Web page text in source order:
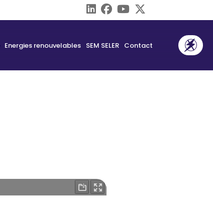
Energies renouvelables SEM SELER Contact